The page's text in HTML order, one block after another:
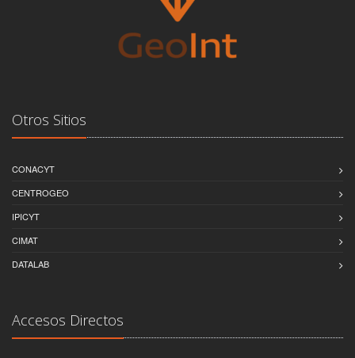
Otros Sitios
CONACYT
CENTROGEO
IPICYT
CIMAT
DATALAB
Accesos Directos